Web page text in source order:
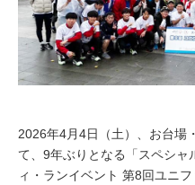
2026年4月4日（土）、お台場
て、9年ぶりとなる「スペシャ
ィ・ランイベント 第8回ユニ